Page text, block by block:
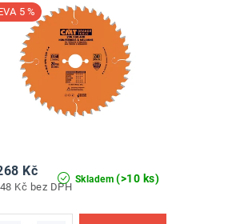
5 %
Skladem (>10 ks)
Kč bez DPH
Kč